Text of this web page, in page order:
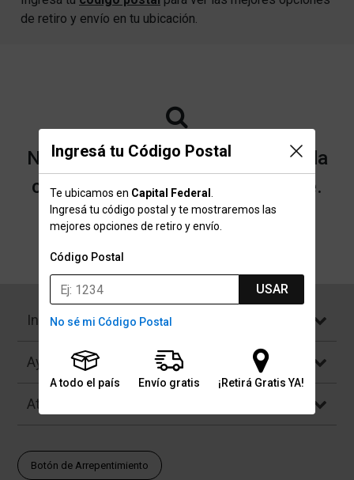
Ingresá tu Código Postal
Te ubicamos en Capital Federal
Ingresá tu código postal y te mostraremos las
mejores opciones de retiro y envío.
Código Postal
USAR
No sé mi Código Postal
A todo el país Envío gratis ¡Retirá Gratis YA!
de retiro y envío en tu ubicación.
No encontramos resultados para la
categoría "Humms" que buscaste.
Institucional
Ayuda
Atención al Cliente
Botón de Arrepentimiento